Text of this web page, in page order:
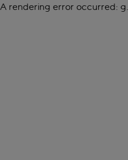
A rendering error occurred: